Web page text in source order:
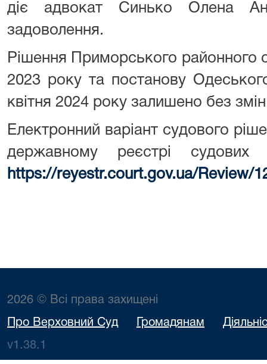
діє адвокат Синько Олена
задоволення.
Рішення Приморського районного
2023 року та постанову
квітня 2024 року залишено без
Електронний варіант судового
державному реєстрі
https://reyestr.court.gov.ua/Review/
2026 © Всі права захищені
Про Верховний Суд Громадянам
v1.38.1